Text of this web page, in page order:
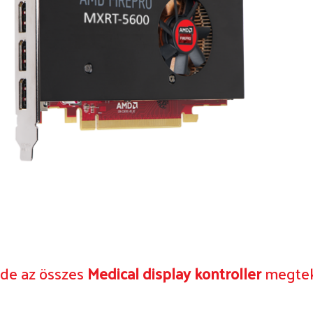
az összesMedical display kontroller